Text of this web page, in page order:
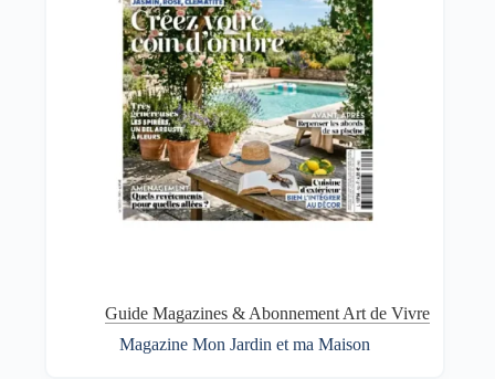
Guide Magazines & Abonnement Art de Vivre
Magazine Mon Jardin et ma Maison